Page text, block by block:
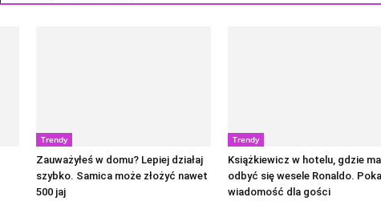
Trendy
Zauważyłeś w domu? Lepiej działaj
szybko. Samica może złożyć nawet
500 jaj
Trendy
Książkiewicz w hotelu, gdzie ma
odbyć się wesele Ronaldo.
wiadomość dla gości